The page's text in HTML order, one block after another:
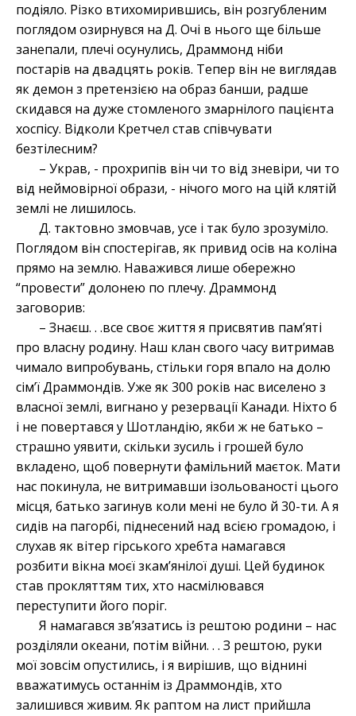
подіяло. Різко втихомирившись, він розгубленим
поглядом озирнувся на Д. Очі в нього ще більше
занепали, плечі осунулись, Драммонд ніби
постарів на двадцять років. Тепер він не виглядав
як демон з претензією на образ банши, радше
скидався на дуже стомленого змарнілого пацієнта
хоспісу. Відколи Кретчел став співчувати
безтілесним?
– Украв, - прохрипів він чи то від зневіри, чи то
від неймовірної образи, - нічого мого на цій клятій
землі не лишилось.
Д. тактовно змовчав, усе і так було зрозуміло.
Поглядом він спостерігав, як привид осів на коліна
прямо на землю. Наважився лише обережно
“провести” долонею по плечу. Драммонд
заговорив:
– Знаєш. . .все своє життя я присвятив пам’яті
про власну родину. Наш клан свого часу витримав
чимало випробувань, стільки горя впало на долю
сім’ї Драммондів. Уже як 300 років нас виселено з
власної землі, вигнано у резервації Канади. Ніхто б
і не повертався у Шотландію, якби ж не батько –
страшно уявити, скільки зусиль і грошей було
вкладено, щоб повернути фамільний маєток. Мати
нас покинула, не витримавши ізольованості цього
місця, батько загинув коли мені не було й 30-ти. А я
сидів на пагорбі, піднесений над всією громадою, і
слухав як вітер гірського хребта намагався
розбити вікна моєї зкам’янілої душі. Цей будинок
став прокляттям тих, хто насмілювався
переступити його поріг.
Я намагався зв’язатись із рештою родини – нас
розділяли океани, потім війни. . . З рештою, руки
мої зовсім опустились, і я вирішив, що віднині
вважатимусь останнім із Драммондів, хто
залишився живим. Як раптом на лист прийшла